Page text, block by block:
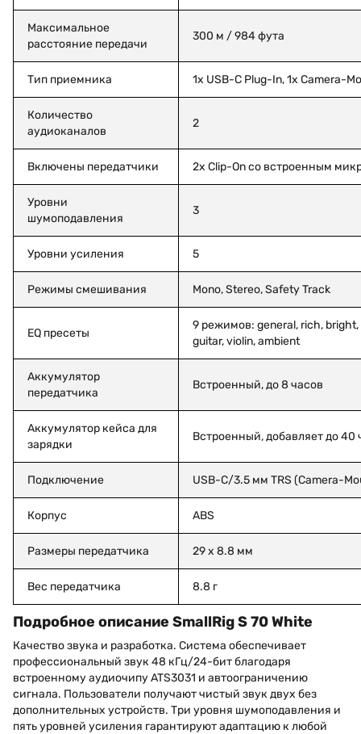
Максимальное
расстояние передачи
300 м / 984 фута
Тип приемника 1x USB-C Plug-In, 1x Camera-
Количество
аудиоканалов
2
Включены передатчики 2x Clip-On со встроенным
Уровни
шумоподавления
3
Уровни усиления 5
Режимы смешивания Mono, Stereo, Safety Track
EQ пресеты
9 режимов: general, rich, bright,
guitar, violin, ambient
Аккумулятор
передатчика
Встроенный, до 8 часов
Аккумулятор кейса для
зарядки
Встроенный, добавляет до 40
Подключение USB-C/3.5 мм TRS (Camera-
Корпус ABS
Размеры передатчика 29 x 8.8 мм
Вес передатчика 8.8 г
Подробное описание SmallRig S 70 White
Качество звука и разработка. Система обеспечивает
профессиональный звук 48 кГц/24-бит благодаря
встроенному аудиочипу ATS3031 и автоограничению
сигнала. Пользователи получают чистый звук двух без
дополнительных устройств. Три уровня шумоподавления и
пять уровней усиления гарантируют адаптацию к любой